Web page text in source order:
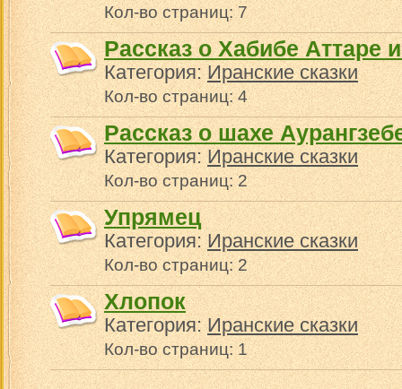
Кол-во страниц: 7
Рассказ о Хабибе Аттаре
Категория:Иранские сказки
Кол-во страниц: 4
Рассказ о шахе
Категория:Иранские сказки
Кол-во страниц: 2
Упрямец
Категория:Иранские сказки
Кол-во страниц: 2
Хлопок
Категория:Иранские сказки
Кол-во страниц: 1